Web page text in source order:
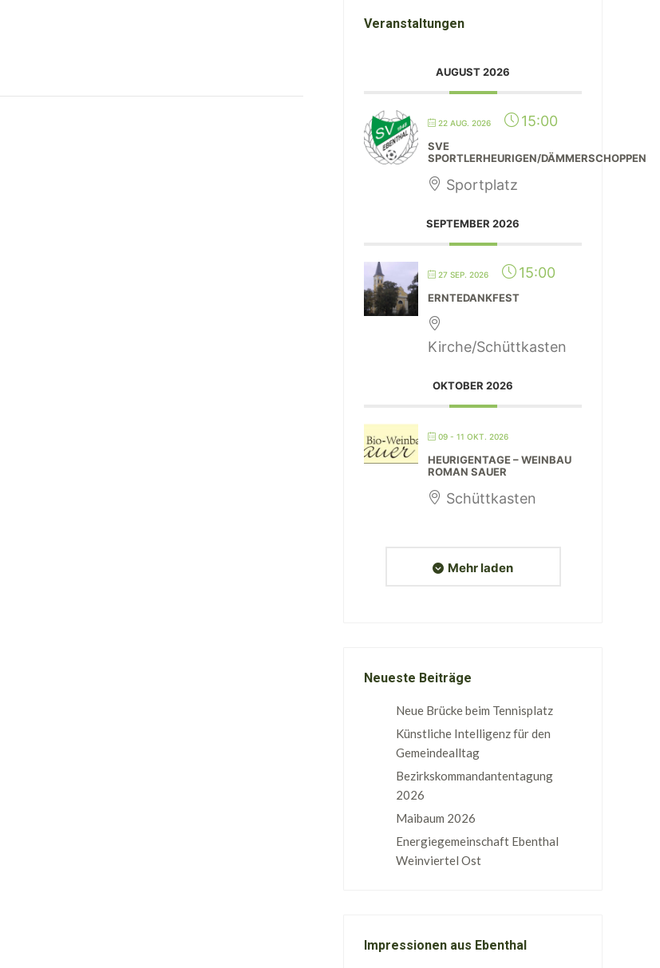
Veranstaltungen
AUGUST 2026
22 AUG. 2026 15:00
SVE
SPORTLERHEURIGEN/DÄMMERSCHOPPEN
Sportplatz
SEPTEMBER 2026
27 SEP. 2026 15:00
ERNTEDANKFEST
Kirche/Schüttkasten
OKTOBER 2026
09 - 11 OKT. 2026
HEURIGENTAGE – WEINBAU
ROMAN SAUER
Schüttkasten
Mehr laden
Neueste Beiträge
Neue Brücke beim Tennisplatz
Künstliche Intelligenz für den
Gemeindealltag
Bezirkskommandantentagung
2026
Maibaum 2026
Energiegemeinschaft Ebenthal
Weinviertel Ost
Impressionen aus Ebenthal